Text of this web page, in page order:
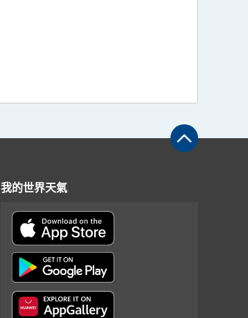
我的世界天氣